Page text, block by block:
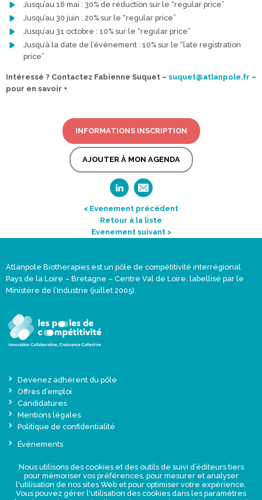
Jusqu’au 16 mai : 30% de réduction sur le “regular price”
Jusqu’au 30 juin : 20% sur le “regular price”
Jusqu’au 31 octobre : 10% sur le “regular price”
Jusqu’à la date de l’évènement : 10% sur le “late registration
price”
Intéressé ? Contactez Fabienne Suquet – suquet@atlanpole.fr –
pour en savoir +
INFORMATIONS INSCRIPTION
AJOUTER À MON AGENDA
< Evenement précédent
Retour à la liste
Evenement suivant >
Atlanpole Biotherapies est un pôle de compétitivité interrégional
Pays de la Loire – Bretagne – Centre Val de Loire, labellisé par le
Ministère de l’Industrie (juillet 2005).
Devenez adhérent du pôle
Offres d’emploi
Candidatures
Mentions légales
Politique de confidentialité
Événements
Une offre globale sur-mesure
Presse
Nous utilisons des cookies et des outils de suivi d’éditeurs tiers
pour mémoriser vos préférences, pour mesurer et analyser
l'utilisation de nos sites Web et pour optimiser votre expérience.
Vous pouvez gérer l'utilisation des cookies dans les paramètres